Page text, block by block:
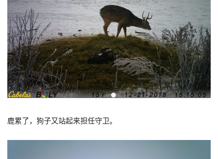
鹿累了，狗子又站起来担任守卫。